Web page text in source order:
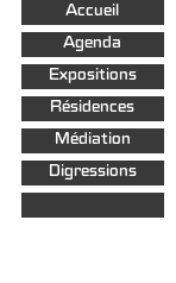
Aller au
contenu
principal
Accueil
Agenda
Expositions
Résidences
Médiation
Digressions